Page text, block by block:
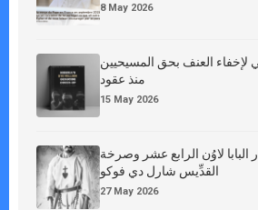
8 May 2026
لإخفاء العنف بحق المسيحيين
منذ عقود
15 May 2026
البابا لاوُن الرابع عشر وصرخة
القدِّيس شارل دي فوكو
27 May 2026